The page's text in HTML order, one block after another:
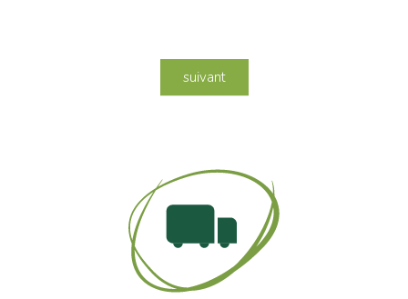
suivant